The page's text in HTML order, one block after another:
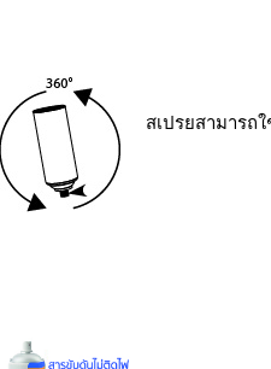
สเปรยสามารถ